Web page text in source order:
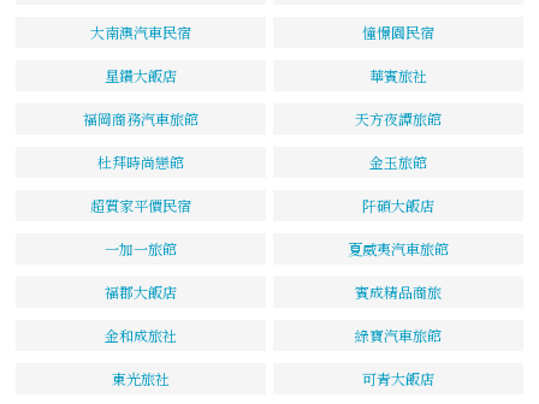
大南澳汽車民宿 憧憬園民宿
星鑽大飯店 華賓旅社
福岡商務汽車旅館 天方夜譚旅館
杜拜時尚戀館 金玉旅館
超質家平價民宿 阡碩大飯店
一加一旅館 夏威夷汽車旅館
福郡大飯店 賓成精品商旅
金和成旅社 綠寶汽車旅館
東光旅社 可青大飯店